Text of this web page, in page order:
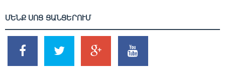
ՄԵՆՔ ՍՈՑ ՑԱՆՑԵՐՈՒՄ
2k
SHARES
1.5k
TWEETS
203
SHARES
620
SHARES